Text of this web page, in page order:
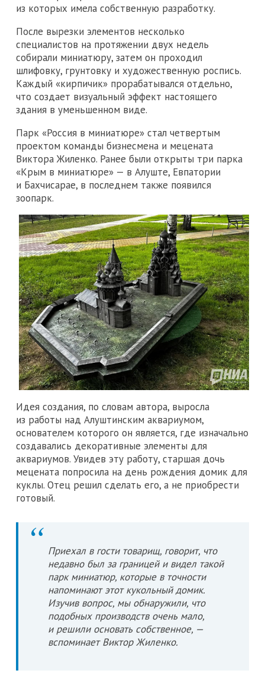
из которых имела собственную разработку.
После вырезки элементов несколько
специалистов на протяжении двух недель
собирали миниатюру, затем он проходил
шлифовку, грунтовку и художественную роспись.
Каждый «кирпичик» прорабатывался отдельно,
что создает визуальный эффект настоящего
здания в уменьшенном виде.
Парк «Россия в миниатюре» стал четвертым
проектом команды бизнесмена и мецената
Виктора Жиленко. Ранее были открыты три парка
«Крым в миниатюре» — в Алуште, Евпатории
и Бахчисарае, в последнем также появился
зоопарк.
Идея создания, по словам автора, выросла
из работы над Алуштинским аквариумом,
основателем которого он является, где изначально
создавались декоративные элементы для
аквариумов. Увидев эту работу, старшая дочь
мецената попросила на день рождения домик для
куклы. Отец решил сделать его, а не приобрести
готовый.
Приехал в гости товарищ, говорит, что
недавно был за границей и видел такой
парк миниатюр, которые в точности
напоминают этот кукольный домик.
Изучив вопрос, мы обнаружили, что
подобных производств очень мало,
и решили основать собственное, —
вспоминает Виктор Жиленко.